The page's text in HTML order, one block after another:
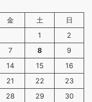
金 土
日
1
2
7 8
9
14 15
16
21 22
23
28 29
30